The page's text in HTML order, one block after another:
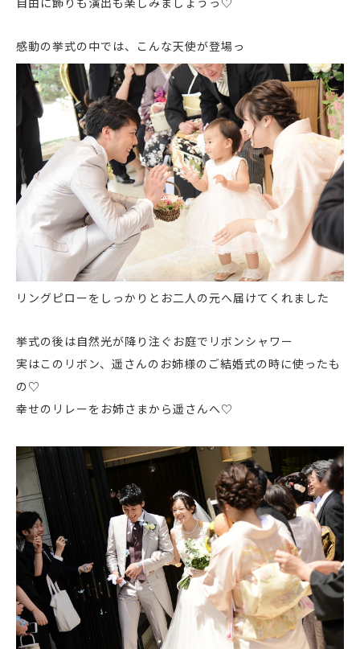
自由に飾りも演出も楽しみましょうっ♡
感動の挙式の中では、こんな天使が登場っ
リングピローをしっかりとお二人の元へ届けてくれました
挙式の後は自然光が降り注ぐお庭でリボンシャワー
実はこのリボン、遥さんのお姉様のご結婚式の時に使ったも
の♡
幸せのリレーをお姉さまから遥さんへ♡